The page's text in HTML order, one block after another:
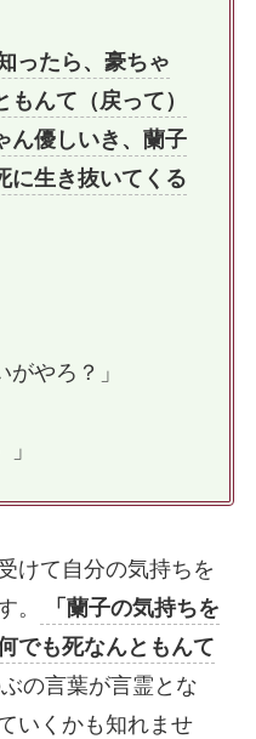
ったら、豪ちゃ
んて（戻って）
ん優しいき、蘭子
に生き抜いてくる
やろ？」
けて自分の気持ちを
。
「蘭子の気持ちを
でも死なんともんて
の言葉が言霊とな
いくかも知れませ